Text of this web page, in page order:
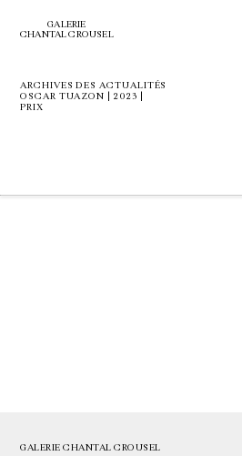
GALERIE
CHANTAL CROUSEL
ARCHIVES DES ACTUALITÉS
OSCAR TUAZON | 2023 |
PRIX
GALERIE CHANTAL CROUSEL